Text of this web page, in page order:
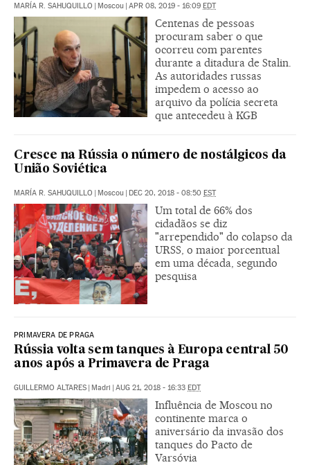
MARÍA R. SAHUQUILLO | Moscou | APR 08, 2019 - 16:09 EDT
Centenas de pessoas
procuram saber o que
ocorreu com parentes
durante a ditadura de Stalin.
As autoridades russas
impedem o acesso ao
arquivo da polícia secreta
que antecedeu à KGB
Cresce na Rússia o número de nostálgicos da
União Soviética
MARÍA R. SAHUQUILLO | Moscou | DEC 20, 2018 - 08:50 EST
Um total de 66% dos
cidadãos se diz
"arrependido" do colapso da
URSS, o maior porcentual
em uma década, segundo
pesquisa
PRIMAVERA DE PRAGA
Rússia volta sem tanques à Europa central 50
anos após a Primavera de Praga
GUILLERMO ALTARES | Madri | AUG 21, 2018 - 16:33 EDT
Influência de Moscou no
continente marca o
aniversário da invasão dos
tanques do Pacto de
Varsóvia